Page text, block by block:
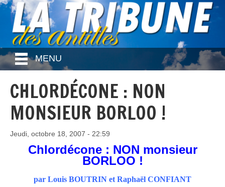
MENU
CHLORDÉCONE : NON
MONSIEUR BORLOO !
Jeudi, octobre 18, 2007 - 22:59
Chlordécone : NON monsieur
BORLOO !
par Louis BOUTRIN et Raphaël CONFIANT